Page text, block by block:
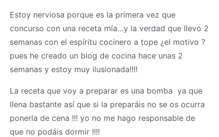
Estoy nerviosa porque es la primera vez que
concurso con una receta mía…y la verdad que llevo 2
semanas con el espíritu cocinero a tope ¿el motivo ?
pues he creado un blog de cocina hace unas 2
semanas y estoy muy ilusionada!!!!
La receta que voy a preparar es una bomba ya que
llena bastante así que si la preparáis no se os ocurra
ponerla de cena !!! yo no me hago responsable de
que no podáis dormir !!!!